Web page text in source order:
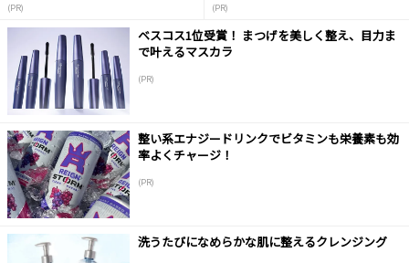
(PR) (PR)
ベスコス1位受賞！ まつげを美しく整え、目力ま
で叶えるマスカラ
(PR)
整い系エナジードリンクでビタミンも栄養素も効
率よくチャージ！
(PR)
洗うたびになめらかな肌に整えるクレンジング